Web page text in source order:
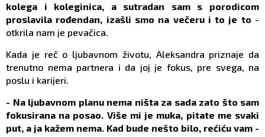
kolega i koleginica, a sutradan sam s porodicom
proslavila rođendan, izašli smo na večeru i to je to -
otkrila nam je pevačica.
Kada je reč o ljubavnom životu, Aleksandra priznaje da
trenutno nema partnera i da joj je fokus, pre svega, na
poslu i karijeri.
- Na ljubavnom planu nema ništa za sada zato što sam
fokusirana na posao. Više mi je muka, pitate me svaki
put, a ja kažem nema. Kad bude nešto bilo, rećiću vam -